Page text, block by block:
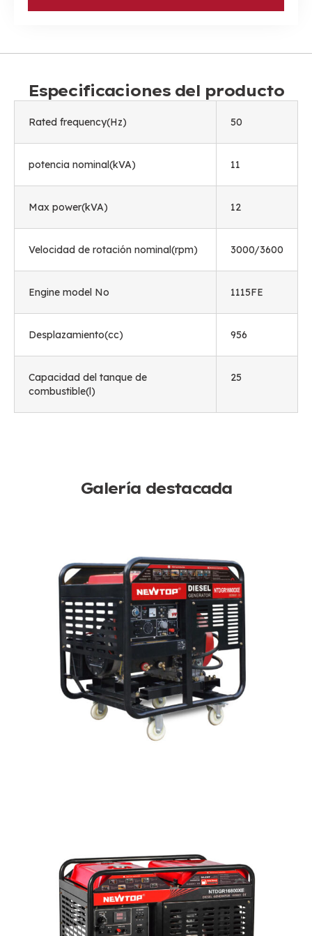
Especificaciones del producto
Rated frequency(Hz) 50
potencia nominal(kVA) 11
Max power(kVA) 12
Velocidad de rotación nominal(rpm) 3000/3600
Engine model No 1115FE
Desplazamiento(cc) 956
Capacidad del tanque de
combustible(l)
25
Galería destacada